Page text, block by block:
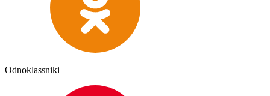
Odnoklassniki